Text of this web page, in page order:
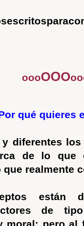
oooOOO
qué quieres
diferentes
de lo que
que realmente
están
de